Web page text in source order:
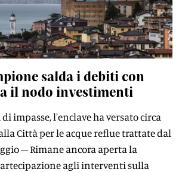
salda i debiti con
il nodo investimenti
impasse, l'enclave ha versato circa
Città per le acque reflue trattate dal
– Rimane ancora aperta la
agli interventi sulla